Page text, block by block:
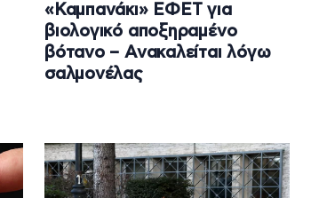
«Καμπανάκι» ΕΦΕΤ για
βιολογικό αποξηραμένο
βότανο – Ανακαλείται λόγω
σαλμονέλας